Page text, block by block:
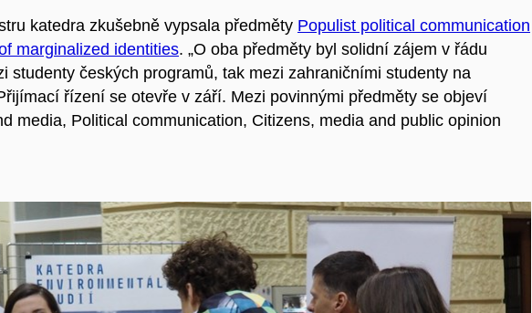
katedra zkušebně vypsala předměty Populist political communication
marginalized identities. „O oba předměty byl solidní zájem v řádu
studenty českých programů, tak mezi zahraničními studenty na
řízení se otevře v září. Mezi povinnými předměty se objeví
media, Political communication, Citizens, media and public opinion